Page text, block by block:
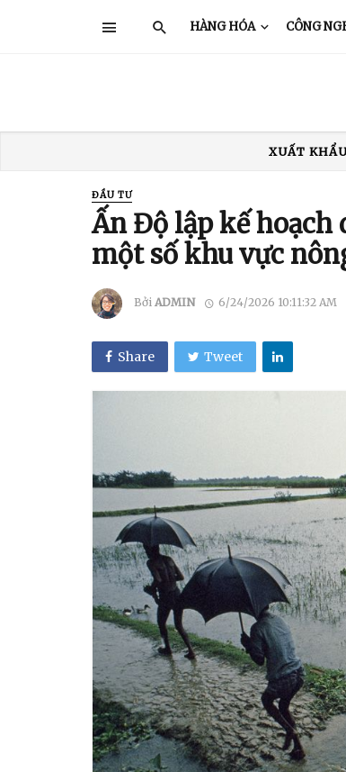
HÀNG HÓA CÔNG
XUẤT KHẨU THỦY SẢN
ĐẦU TƯ
Ấn Độ lập kế hoạch
một số khu vực
Bởi ADMIN 6/24/2026 10:11:32 AM
Share Tweet